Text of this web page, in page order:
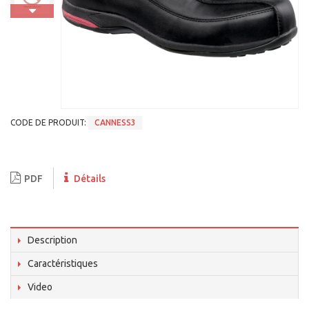
CODE DE PRODUIT: CANNESS3
PDF Détails
Description
Caractéristiques
Video